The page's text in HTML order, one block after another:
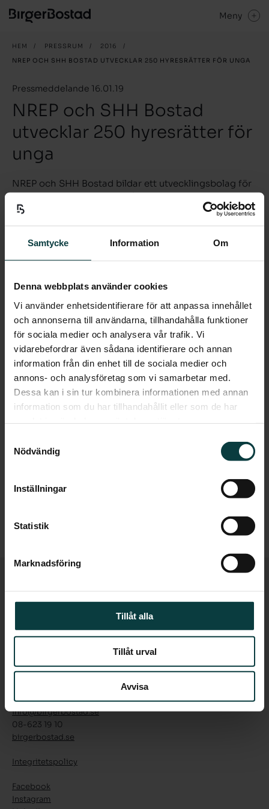
Samtycke Information Om
Denna webbplats använder cookies
Vi använder enhetsidentifierare för att anpassa innehållet
och annonserna till användarna, tillhandahålla funktioner
för sociala medier och analysera vår trafik. Vi
vidarebefordrar även sådana identifierare och annan
information från din enhet till de sociala medier och
annons- och analysföretag som vi samarbetar med.
Dessa kan i sin tur kombinera informationen med annan
information som du har tillhandahållit eller som de har
Nödvändig
Inställningar
Statistik
Marknadsföring
Tillåt alla
Tillåt urval
Avvisa
Meny
HEM / PRESSRUM / 2016
/
NREP OCH SHH BOSTAD UTVECKLAR 250 HYRESRÄTTER FÖR UNGA
Pressmeddelande 16.01.19
NREP och SHH Bostad
utvecklar 250 hyresrätter för
unga
NREP och SHH Bostad bildar ett utvecklingsbolag för
att gemensamt utveckla två hyresprojekt i Stor-
Stockholm. Detaljplanerna är lagakraftvunna och
byggstart sker under året. Det ena projektet som
Ängar, Huddinge. Det andra hyresprojektet om ca 100
hyresrätter ligger vid Bergfotsvägen i Tumba.
- Vi är mycket glada över detta samarbete med NREP
och att vi snabbt kan byggstarta ett stort antal mindre
lägenheter som vi ser ett mycket stort behov av i både
Tumba och Huddinge. Inflyttning av hyresrätterna
planeras till 2017-2018, säger Misha Moeremans
d’Emaus, VD Svenska Hyreshus.
- Genom samarbetet med SHH Bostad skapar vi en
effektiv plattform för att snabbt kunna erbjuda
attraktiva hyresrätter, dels på mark som vi äger idag,
men även i framtida projekt, säger Rickard S.
Estate Partners +46 70952 0203
Misha Moeremans d’Emaus, VD Svenska Hyreshus AB,
Luntmakargatan 18
Besök
info@birgerbostad.se
08-623 19 10
birgerbostad.se
Integritetspolicy
Facebook
Instagram